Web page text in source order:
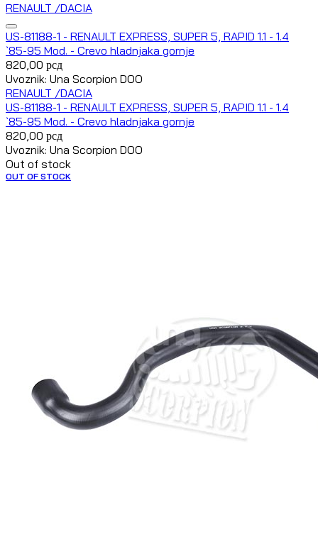
RENAULT /DACIA
US-81188-1 - RENAULT EXPRESS, SUPER 5, RAPID 1.1 - 1.4
`85-95 Mod. - Crevo hladnjaka gornje
820,00 рсд
Uvoznik: Una Scorpion DOO
RENAULT /DACIA
US-81188-1 - RENAULT EXPRESS, SUPER 5, RAPID 1.1 - 1.4
`85-95 Mod. - Crevo hladnjaka gornje
820,00 рсд
Uvoznik: Una Scorpion DOO
Out of stock
OUT OF STOCK